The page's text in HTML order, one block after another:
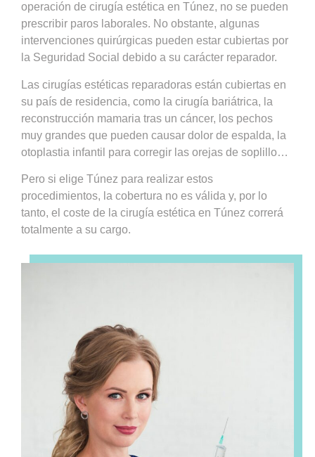
operación de cirugía estética en Túnez, no se pueden
prescribir paros laborales. No obstante, algunas
intervenciones quirúrgicas pueden estar cubiertas por
la Seguridad Social debido a su carácter reparador.
Las cirugías estéticas reparadoras están cubiertas en
su país de residencia, como la cirugía bariátrica, la
reconstrucción mamaria tras un cáncer, los pechos
muy grandes que pueden causar dolor de espalda, la
otoplastia infantil para corregir las orejas de soplillo…
Pero si elige Túnez para realizar estos
procedimientos, la cobertura no es válida y, por lo
tanto, el coste de la cirugía estética en Túnez correrá
totalmente a su cargo.